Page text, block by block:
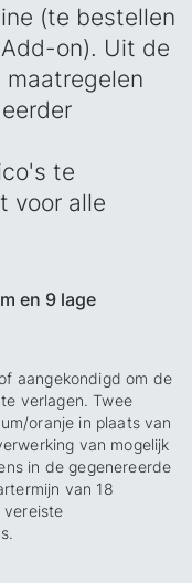
(te bestellen
on). Uit de
te
voor alle
en 9 lage
aangekondigd om de
verlagen. Twee
oranje in plaats van
van mogelijk
in de gegenereerde
van 18
vereiste